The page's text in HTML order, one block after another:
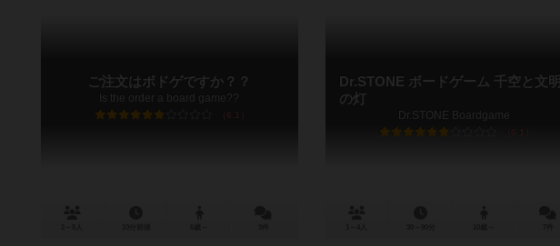
ご注文はボドゲですか？？
Is the order a board game??
6.1
Dr.STONE ボードゲーム 千空と文明
の灯
Dr.STONE Boardgame
6.1